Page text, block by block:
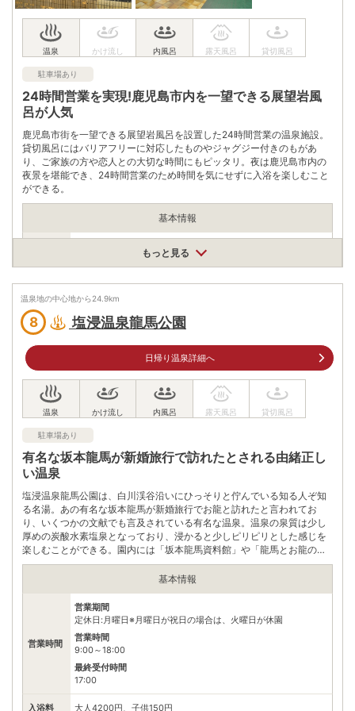
電話番号 0992262688
※ 掲載情報は変更になる場合があります。最新の内容はご利用前にご自身でお
問合せください。
※ 料金情報は税込・税抜表記が混ざっております。正しい金額はご利用前にご
自身でお問合せください。
駐車場あり
24時間営業を実現!鹿児島市内を一望できる展望岩風
呂が人気
鹿児島市街を一望できる展望岩風呂を設置した24時間営業の温泉施設。
貸切風呂にはバリアフリーに対応したものやジャグジー付きのもがあ
り、ご家族の方や恋人との大切な時間にもピッタリ。夜は鹿児島市内の
夜景を堪能でき、24時間営業のため時間を気にせずに入浴を楽しむこと
ができる。
基本情報
営業時間
入浴料 大人390円/込、小学生150円/込、幼児80円/込
泉質 塩化物泉
アクセス
住所
鹿児島県鹿児島県鹿児島市紫原6-1-18
九州自動車道鹿児島ICより車で約15分
JR指宿枕崎線南鹿児島駅よりタクシーで約5分
駐車場
電話番号 0992502615
※ 掲載情報は変更になる場合があります。最新の内容はご利用前にご自身でお
問合せください。
※ 料金情報は税込・税抜表記が混ざっております。正しい金額はご利用前にご
もっと見る
温泉地の中心地から24.9km
8 塩浸温泉龍馬公園
日帰り温泉詳細へ
駐車場あり
有名な坂本龍馬が新婚旅行で訪れたとされる由緒正し
い温泉
塩浸温泉龍馬公園は、白川渓谷沿いにひっそりと佇んでいる知る人ぞ知
る名湯。あの有名な坂本龍馬が新婚旅行でお龍と訪れたと言われてお
り、いくつかの文献でも言及されている有名な温泉。温泉の泉質は少し
厚めの炭酸水素塩泉となっており、浸かると少しピリピリとした感じを
楽しむことができる。園内には「坂本龍馬資料館」や「龍馬とお龍の縁
結びの足湯」など、坂本龍馬に由来した様々な施設が点在している。貴
重な竜馬に関する資料を見ることができるため、坂本龍馬好きにはたま
基本情報
営業時間
営業期間
定休日:月曜日※月曜日が祝日の場合は、火曜日が休園
営業時間
9:00～18:00
最終受付時間
17:00
入浴料 大人4200円、子供150円